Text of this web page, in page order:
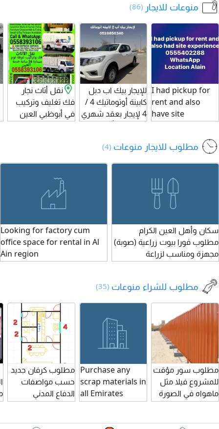
ساري يرجى التواصل
لمن يرغب عن طريق
وتقطع بطرق وزوايا
مختلفة. يمكن
تحريكها في جميع
الاتجاهات، ويمكن
رفع وخفض شفرة
المنشار حسب الحجم
المطلوب
منوعات للايجار (86)
I had pickup for
rent and also
have site
location in Al Ain
contact
للإيجار بيك اب دبل
كابينة أوتوماتيك 4 /
4 لإيجار بعقد شهري
نقل أثاث نجار
فك تغليف وتركيب
في أبوظبي العين
وتركيب في أبوظبي
أنواع السيارات
وبروفشنل نجار
مطلوب للايجار منوعات (4)
سكان وأهل العين الكرام
مطلوب فورا بيوت زراعية (صوبة)
مجهزة ومناسب لزراعة
الخضروات والورقيات والشتلات،
مع بيئة مناسبة للانتاج على مدار
العام. لكن مطلوب قريب مدينة
العين
Looking for factory cum
office space for rental in Al
Ain region
مطلوب للشراء منوعات (35)
مطلوب سور مؤقت
للمشروع فيلا مثل
ماهواه في الصورة
131 متر
Purchase any
scrap materials in
all Emirates
please contact
مطلوب كرفان جديد
حسب مواصفات
الدفاع المدني
والصورة المرفقه